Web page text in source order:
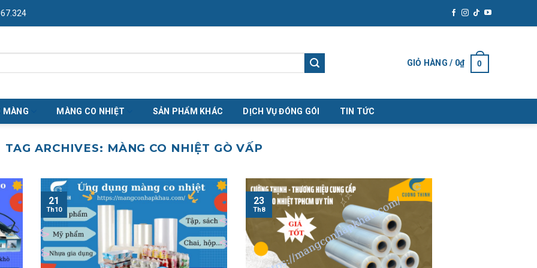
GIỎ HÀNG / 0₫ 0
MÀNG MÀNG CO NHIỆT SẢN PHẨM KHÁC DỊCH VỤ ĐÓNG GÓI TIN TỨC
TAG ARCHIVES: MÀNG CO NHIỆT GÒ VẤP
21
Th10
23
Th8